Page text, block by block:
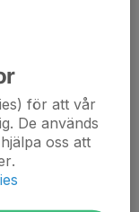
för att vår
De används
oss att